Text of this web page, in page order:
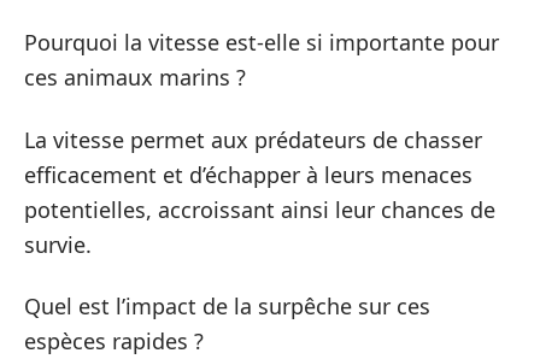
Pourquoi la vitesse est-elle si importante pour
ces animaux marins ?
La vitesse permet aux prédateurs de chasser
efficacement et d’échapper à leurs menaces
potentielles, accroissant ainsi leur chances de
survie.
Quel est l’impact de la surpêche sur ces
espèces rapides ?